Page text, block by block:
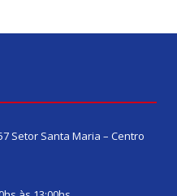
Setor Santa Maria – Centro